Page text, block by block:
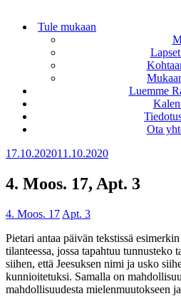
Tule mukaan
Luemme
Ota
Julkaistu
17.10.202011.10.2020
4. Moos. 17, Apt. 3
4. Moos. 17 Apt. 3
Pietari antaa päivän tekstissä
tilanteessa, jossa tapahtuu tunnusteko
siihen, että Jeesuksen nimi ja usko
kunnioitetuksi. Samalla on
mahdollisuudesta mielenmuutokseen